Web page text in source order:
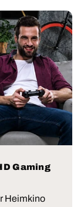
Gaming
Heimkino